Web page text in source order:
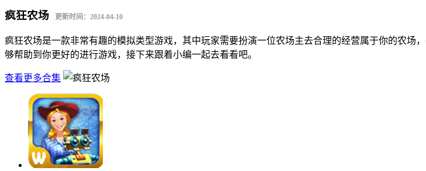
疯狂农场 更新时间：2024-04-10
疯狂农场是一款非常有趣的模拟类型游戏，其中玩家需要扮演一位农场主去合理的经营属于你的农
够帮助到你更好的进行游戏，接下来跟着小编一起去看看吧。
查看更多合集